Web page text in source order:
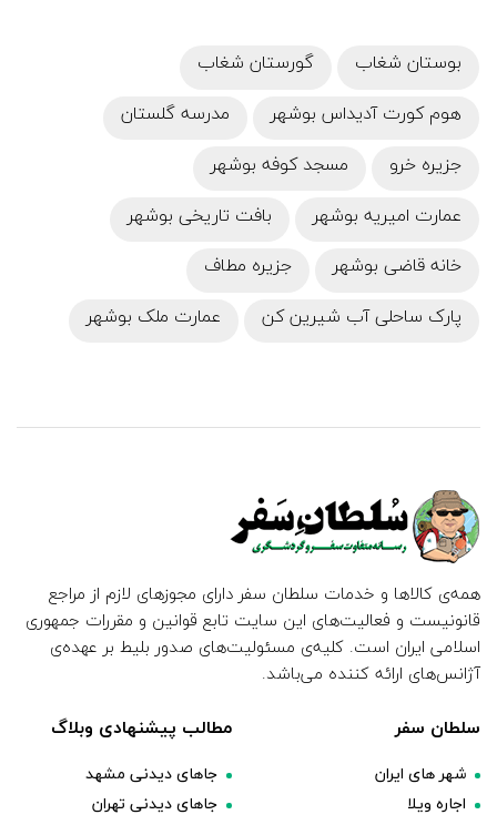
بوستان شغاب
گورستان شغاب
هوم کورت آدیداس بوشهر
مدرسه گلستان
جزیره خرو
مسجد کوفه بوشهر
عمارت امیریه بوشهر
بافت تاریخی بوشهر
خانه قاضی بوشهر
جزیره مطاف
پارک ساحلی آب شیرین کن
عمارت ملک بوشهر
همه‌ی کالاها و خدمات سلطان سفر دارای مجوزهای لازم از مراجع
قانونیست و فعالیت‌های این سایت تابع قوانین و مقررات جمهوری
اسلامی ایران است. کلیه‌ی مسئولیت‌های صدور بلیط بر عهده‌ی
آژانس‌های ارائه کننده می‌باشد.
سلطان سفر
شهر های ایران
اجاره ویلا
مطالب پیشنهادی وبلاگ
جاهای دیدنی مشهد
جاهای دیدنی تهران